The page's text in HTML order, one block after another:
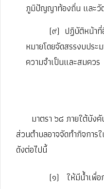
ภูมิปัญญาท้องถิ่น และวั
(๙) ปฏิบัติหน้าที่
หมายโดยจัดสรรงบปร
ความจำเป็นและสมควร
มาตรา ๖๘ ภายใต้บัง
ส่วนตําบลอาจจัดทำกิจการ
ดังต่อไปนี้
(๑) ให้มีน้ำเพื่